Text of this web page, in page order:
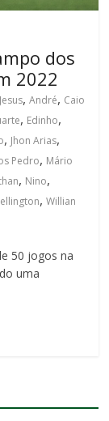
dos
2022
,André, Caio
, Edinho,
, Jhon Arias,
Pedro, Mário
, Nino,
,Willian
50 jogos na
uma